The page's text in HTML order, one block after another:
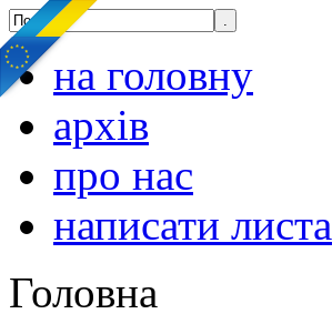
на головну
архів
про нас
написати листа
Головна